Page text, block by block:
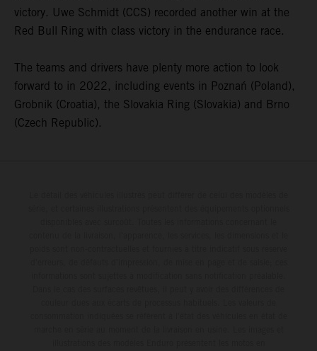
victory. Uwe Schmidt (CCS) recorded another win at the
Red Bull Ring with class victory in the endurance race.
The teams and drivers have plenty more action to look
forward to in 2022, including events in Poznań (Poland),
Grobnik (Croatia), the Slovakia Ring (Slovakia) and Brno
(Czech Republic).